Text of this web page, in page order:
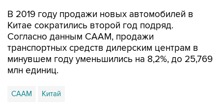
В 2019 году продажи новых автомобилей в
Китае сократились второй год подряд.
Согласно данным CAAM, продажи
транспортных средств дилерским центрам в
минувшем году уменьшились на 8,2%, до 25,769
млн единиц.
CAAM Китай